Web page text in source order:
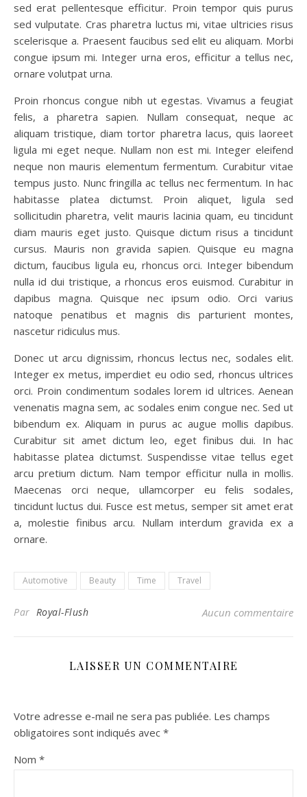
sed erat pellentesque efficitur. Proin tempor quis purus
sed vulputate. Cras pharetra luctus mi, vitae ultricies risus
scelerisque a. Praesent faucibus sed elit eu aliquam. Morbi
congue ipsum mi. Integer urna eros, efficitur a tellus nec,
ornare volutpat urna.
Proin rhoncus congue nibh ut egestas. Vivamus a feugiat
felis, a pharetra sapien. Nullam consequat, neque ac
aliquam tristique, diam tortor pharetra lacus, quis laoreet
ligula mi eget neque. Nullam non est mi. Integer eleifend
neque non mauris elementum fermentum. Curabitur vitae
tempus justo. Nunc fringilla ac tellus nec fermentum. In hac
habitasse platea dictumst. Proin aliquet, ligula sed
sollicitudin pharetra, velit mauris lacinia quam, eu tincidunt
diam mauris eget justo. Quisque dictum risus a tincidunt
cursus. Mauris non gravida sapien. Quisque eu magna
dictum, faucibus ligula eu, rhoncus orci. Integer bibendum
nulla id dui tristique, a rhoncus eros euismod. Curabitur in
dapibus magna. Quisque nec ipsum odio. Orci varius
natoque penatibus et magnis dis parturient montes,
nascetur ridiculus mus.
Donec ut arcu dignissim, rhoncus lectus nec, sodales elit.
Integer ex metus, imperdiet eu odio sed, rhoncus ultrices
orci. Proin condimentum sodales lorem id ultrices. Aenean
venenatis magna sem, ac sodales enim congue nec. Sed ut
bibendum ex. Aliquam in purus ac augue mollis dapibus.
Curabitur sit amet dictum leo, eget finibus dui. In hac
habitasse platea dictumst. Suspendisse vitae tellus eget
arcu pretium dictum. Nam tempor efficitur nulla in mollis.
Maecenas orci neque, ullamcorper eu felis sodales,
tincidunt luctus dui. Fusce est metus, semper sit amet erat
a, molestie finibus arcu. Nullam interdum gravida ex a
ornare.
Automotive Beauty Time Travel
Par Royal-Flush Aucun commentaire
LAISSER UN COMMENTAIRE
Votre adresse e-mail ne sera pas publiée. Les champs
obligatoires sont indiqués avec *
Nom *